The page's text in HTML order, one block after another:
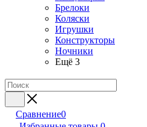
Брелоки
Коляски
Игрушки
Конструкторы
Ночники
Ещё 3
Сравнение0